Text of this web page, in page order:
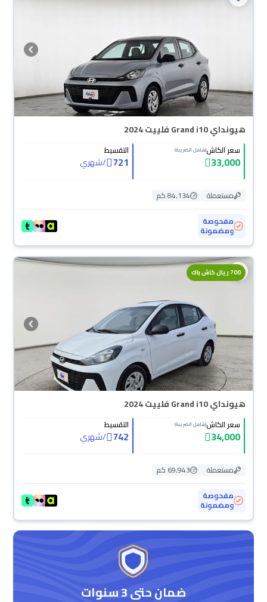
هيونداي Grand i10 فلييت 2024
سعر الكاش(شامل الضريبة)
33,000
التقسيط
721
/شهري
مستعملة
84,134 كم
مفحوصة
ومضمونة
700 ريال كاش باك
هيونداي Grand i10 فلييت 2024
سعر الكاش(شامل الضريبة)
34,000
التقسيط
742
/شهري
مستعملة
69,943 كم
مفحوصة
ومضمونة
ضمان حتى 3 سنوات